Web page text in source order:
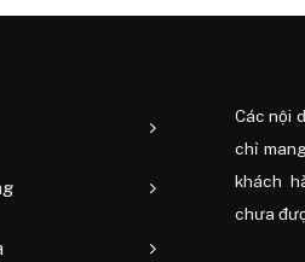
Các nội
chỉ
khách
chưa